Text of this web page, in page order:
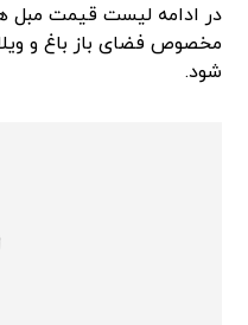
در ادامه لیست قیمت مبل
مخصوص فضای باز باغ و
شود.